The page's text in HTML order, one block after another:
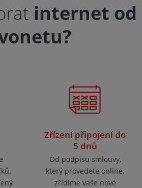
internet od
Zřízení připojení do
5 dnů
Od podpisu smlouvy,
který provedete online,
zřídíme vaše nové